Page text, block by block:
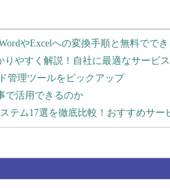
やExcelへの変換手順と無料でで
りやすく解説！自社に最適なサービ
管理ツールをピックアップ
で活用できるのか
テム17選を徹底比較！おすすめサ